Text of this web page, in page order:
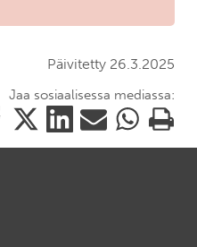
Päivitetty 26.3.2025
Jaa sosiaalisessa mediassa:
Jaa
Jaa
Jaa
Jaa
Tulosta